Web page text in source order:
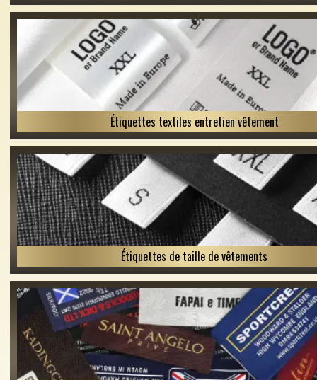
Étiquettes textiles entretien vêtement
Étiquettes de taille de vêtements